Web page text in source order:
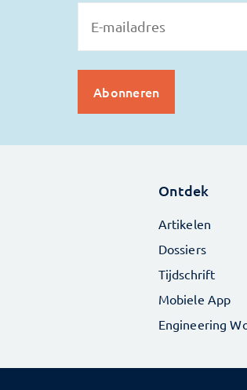
Ontdek
Artikelen
Dossiers
Tijdschrift
Mobiele App
Engineering